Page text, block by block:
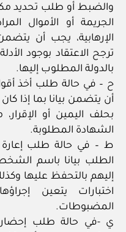
والضبط أو طلب تحديد
الجريمة أو الأموال
الإرهابية، يجب أن
ترجح الاعتقاد بوجود
بالدولة المطلوب إليها.
ح – في حالة طلب أخذ
أن يتضمن بيانا بما إذا
بحلف اليمين أو
الشهادة المطلوبة.
ط – في حالة طلب
الطلب بيانا باسم
إليهم بالتحفظ عليها
اختبارات يتعين
المضبوطات.
ي -في حالة طلب